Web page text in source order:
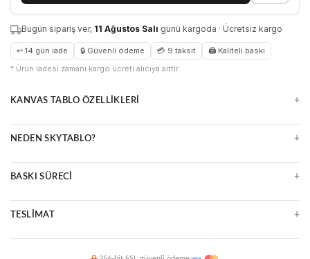
Bugün sipariş ver, 11 Ağustos Salı günü kargoda · Ücretsiz kargo
↩ 14 gün iade 🔒 Güvenli ödeme 💳 9 taksit
🖨 Kaliteli baskı
* Ürün iadesi zamanı kargo ücreti alıcıya aittir.
KANVAS TABLO ÖZELLIKLERI +
Çerçeveli veya çerçevesiz seçenekler
Uzun ömürlü ve kolay temizlenir
NEDEN SKYTABLO? +
Ücretsiz kargo, güvenli paketleme
14 gün kolay iade
BASKI SÜRECI +
Çizilmeye karşı dirençli yüzey
TESLIMAT +